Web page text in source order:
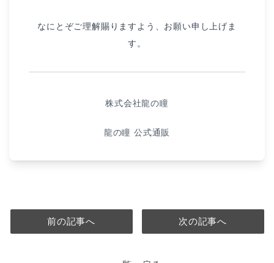
なにとぞご理解賜りますよう、お願い申し上げま
す。
株式会社龍の瞳
龍の瞳 公式通販
前の記事へ 次の記事へ